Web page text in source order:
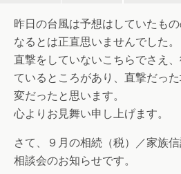
昨日の台風は予想はしていたも
なるとは正直思いませんでした。
直撃をしていないこちらでさえ
ているところがあり、直撃だっ
変だったと思います。
心よりお見舞い申し上げます。
さて、９月の相続（税）／家族
相談会のお知らせです。